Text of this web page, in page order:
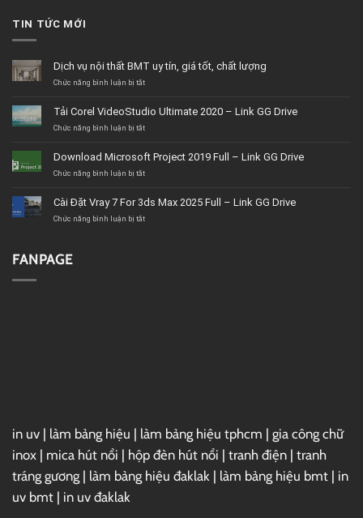
TIN TỨC MỚI
Dịch vụ nội thất BMT uy tín, giá tốt, chất lượng
Chức năng bình luận bị tắtở
nội
thất
tín,
giá
lượng
Tải Corel VideoStudio Ultimate 2020 – Link GG Drive
Chức năng bình luận bị tắtở
VideoStudio
Ultimate
Link
GG
Download Microsoft Project 2019 Full – Link GG Drive
Chức năng bình luận bị tắtở
Project
2019
Cài Đặt Vray 7 For 3ds Max 2025 Full – Link GG Drive
Chức năng bình luận bị tắtở
FANPAGE
in uv | làm bảng hiệu | làm bảng hiệu tphcm | gia công chữ
inox | mica hút nổi | hộp đèn hút nổi | tranh điện | tranh
tráng gương | làm bảng hiệu đaklak | làm bảng hiệu bmt | in
uv bmt | in uv đaklak